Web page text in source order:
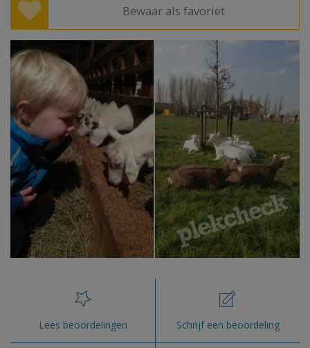
Bewaar als favoriet
Lees beoordelingen Schrijf een beoordeling